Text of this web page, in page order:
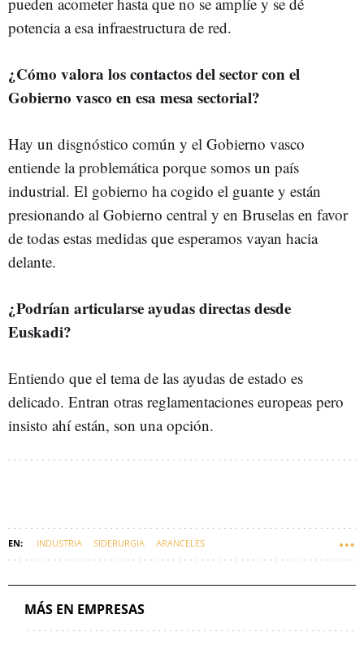
potencia a esa infraestructura de red.
¿Cómo valora los contactos del sector con el
Gobierno vasco en esa mesa sectorial?
Hay un disgnóstico común y el Gobierno vasco
entiende la problemática porque somos un país
industrial. El gobierno ha cogido el guante y están
presionando al Gobierno central y en Bruselas en favor
de todas estas medidas que esperamos vayan hacia
delante.
¿Podrían articularse ayudas directas desde
Euskadi?
Entiendo que el tema de las ayudas de estado es
delicado. Entran otras reglamentaciones europeas pero
insisto ahí están, son una opción.
INDUSTRIA SIDERURGIA ARANCELES
MÁS EN EMPRESAS